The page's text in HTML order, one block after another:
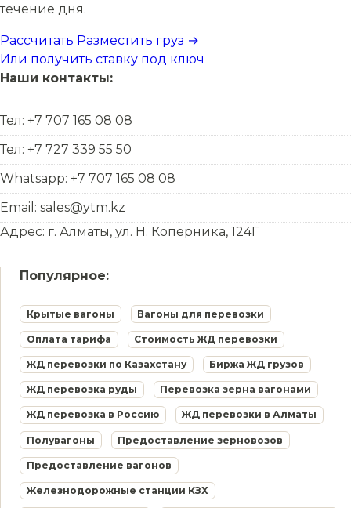
течение дня.
Рассчитать Разместить груз →
Или получить ставку под ключ
Наши контакты:
Тел: +7 707 165 08 08
Тел: +7 727 339 55 50
Whatsapp: +7 707 165 08 08
Email: sales@ytm.kz
Адрес: г. Алматы, ул. Н. Коперника, 124Г
Популярное:
Крытые вагоны Вагоны для перевозки
Оплата тарифа Стоимость ЖД перевозки
ЖД перевозки по Казахстану Биржа ЖД грузов
ЖД перевозка руды Перевозка зерна вагонами
ЖД перевозка в Россию ЖД перевозки в Алматы
Полувагоны Предоставление зерновозов
Предоставление вагонов
Железнодорожные станции КЗХ